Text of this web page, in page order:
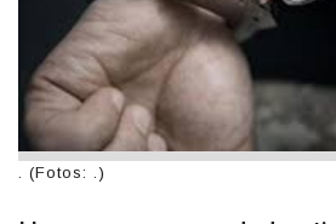
. (Fotos: .)